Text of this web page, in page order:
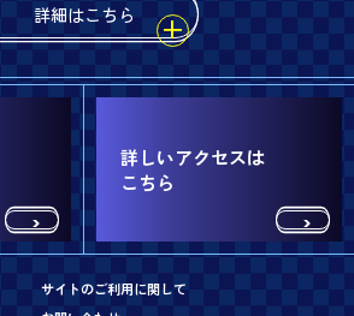
詳細はこちら
詳しいアクセスは
こちら
サイトのご利用に関して